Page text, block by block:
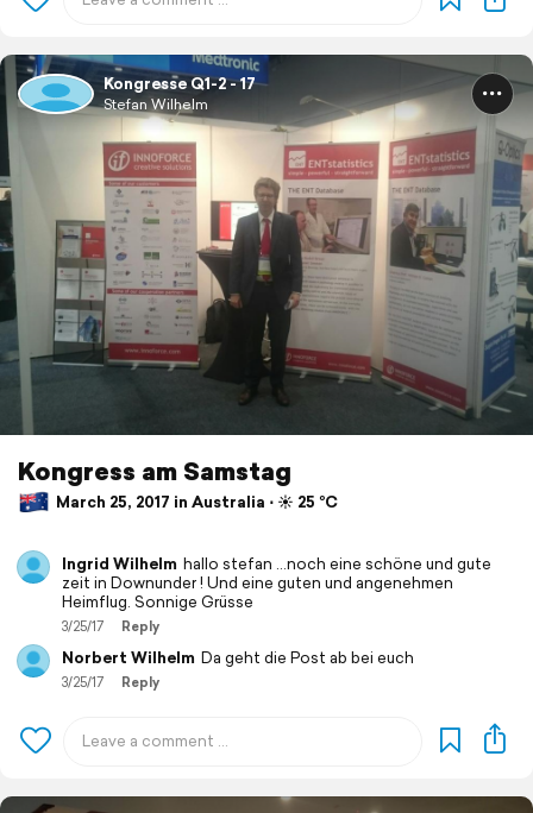
Kongresse Q1-2 - 17
Stefan Wilhelm
Kongress am Samstag
March 25, 2017 in Australia ⋅ ☀️ 25 °C
Ingrid Wilhelm hallo stefan ...noch eine schöne und gute
zeit in Downunder ! Und eine guten und angenehmen
Heimflug. Sonnige Grüsse
3/25/17 Reply
Norbert Wilhelm Da geht die Post ab bei euch
3/25/17 Reply